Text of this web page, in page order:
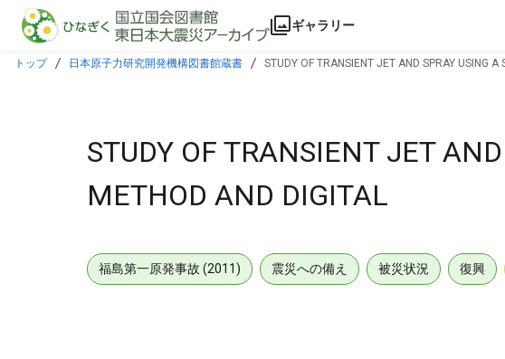
本文に飛ぶ
ギャラリー
トップ 日本原子力研究開発機構図書館蔵書 STUDY OF TRANSIENT JET AND SPRAY USING
STUDY OF TRANSIENT JET
METHOD AND DIGITAL
福島第一原発事故 (2011) 震災への備え 被災状況 復興